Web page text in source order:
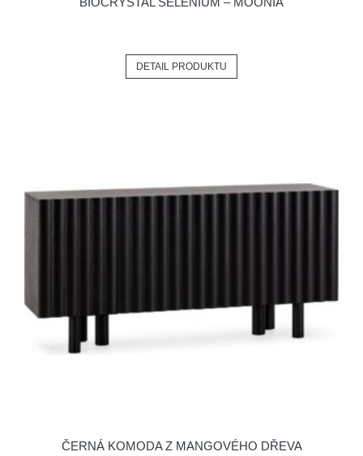
DETAIL PRODUKTU
ČERNÁ KOMODA Z MANGOVÉHO DŘEVA